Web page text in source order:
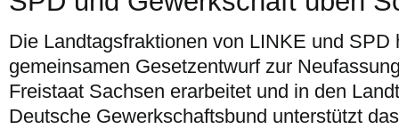
Die Landtagsfraktionen von LINKE und SPD
gemeinsamen Gesetzentwurf zur
Freistaat Sachsen erarbeitet und in den
Deutsche Gewerkschaftsbund unterstützt